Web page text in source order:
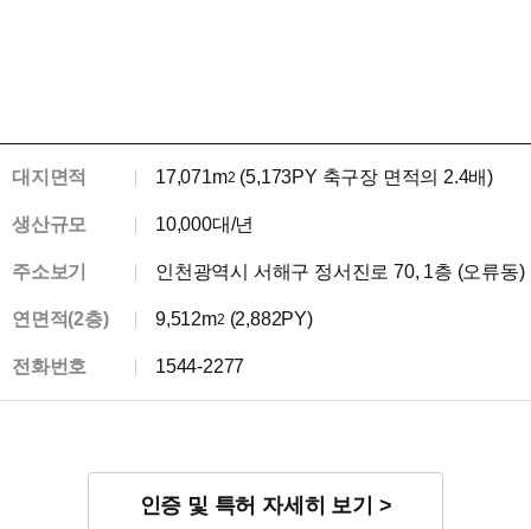
대지면적 17,071m2 (5,173PY 축구장 면적의 2.4배)
생산규모 10,000대/년
주소보기 인천광역시 서해구 정서진로 70, 1층 (오류동)
연면적(2층) 9,512m2 (2,882PY)
전화번호 1544-2277
인증 및 특허 자세히 보기 >